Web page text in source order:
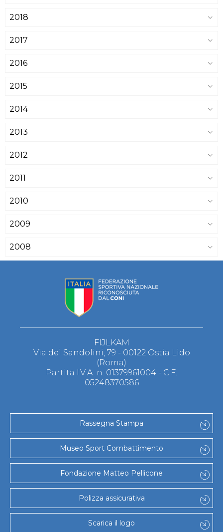
2018
2017
2016
2015
2014
2013
2012
2011
2010
2009
2008
FIJLKAM
Via dei Sandolini, 79 - 00122 Ostia Lido
(Roma)
Partita I.V.A. n. 01379961004 - C.F.
05248370586
Rassegna Stampa
Museo Sport Combattimento
Fondazione Matteo Pellicone
Polizza assicurativa
Scarica il logo